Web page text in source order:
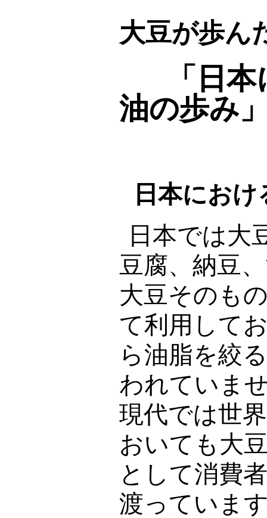
大豆が歩
「日
油の歩み
日本にお
日本では大
豆腐、納豆
大豆そのも
て利用して
ら油脂を絞
われていま
現代では世
おいても大
として消費
渡っていま